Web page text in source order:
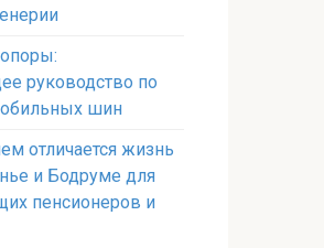
руководство по
шин
отличается жизнь
и Бодруме для
пенсионеров и